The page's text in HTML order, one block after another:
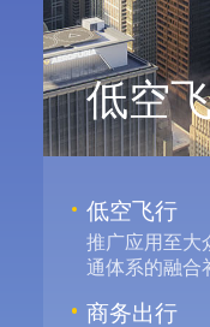
低空
低空飞行
推广应用至大
通体系的融合
商务出行